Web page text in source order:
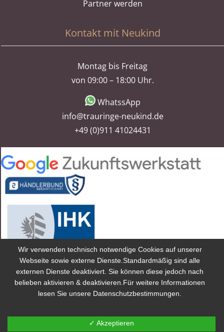
Partner werden
Kontakt mit Neukind
Montag bis Freitag
von 09:00 – 18:00 Uhr.
WhatssApp
info@trauringe-neukind.de
+49 (0)911 41024431
2025 Trauringe Neukind® ist eine Marke von Trauringe Neukind
GmbH eingetragen in Deutschland und anderen Ländern.
Alle Rechte vorbehalten.
Wir verwenden technisch notwendige Cookies auf unserer
Webseite sowie externe Dienste.Standardmäßig sind alle
externen Dienste deaktiviert. Sie können diese jedoch nach
belieben aktivieren & deaktivieren.Für weitere Informationen
lesen Sie unsere Datenschutzbestimmungen.
✓ Akzeptieren